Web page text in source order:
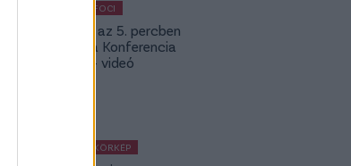
KÜLFÖLDI FOCI
Bolla már az 5. percben
betalált a Konferencia
Ligában – videó
KÜLFÖLDI KÖRKÉP